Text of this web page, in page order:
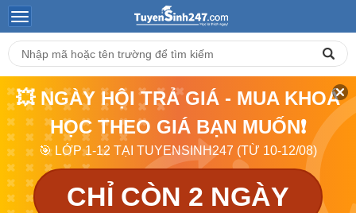
💥 NGÀY HỘI TRẢ GIÁ - MUA KHOÁ
HỌC THEO GIÁ BẠN MUỐN❗
🎯 LỚP 1-12 TẠI TUYENSINH247 (TỪ 10-12/08)
CHỈ CÒN 2 NGÀY